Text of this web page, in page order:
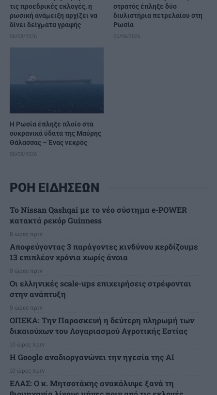
τις προεδρικές εκλογές, η
ρωσική ανάμειξη αρχίζει να
δίνει δείγματα γραφής
06/08/2026
στρατός έπληξε δύο
διυλιστήρια πετρελαίου στη
Ρωσία
06/08/2026
Η Ρωσία έπληξε πλοίο στα
ουκρανικά ύδατα της Μαύρης
Θάλασσας – Ένας νεκρός
06/08/2026
ΡΟΗ ΕΙΔΗΣΕΩΝ
Το Nissan Qashqai με το νέο σύστημα e-POWER
κατακτά ρεκόρ Guinness
8 ώρες πριν
Αποφεύγοντας 3 παράγοντες κινδύνου κερδίζουμε
13 επιπλέον χρόνια χωρίς άνοια
9 ώρες πριν
Οι ελληνικές scale-ups επιχειρήσεις στρέφονται
στην ανάπτυξη
9 ώρες πριν
ΟΠΕΚΑ: Την Παρασκευή η δεύτερη πληρωμή των
δικαιούχων του Λογαριασμού Αγροτικής Εστίας
10 ώρες πριν
H Google αναδιοργανώνει την ηγεσία της AI
10 ώρες πριν
ΕΛΑΣ: Ο κ. Μητσοτάκης ανακάλυψε ξανά τη